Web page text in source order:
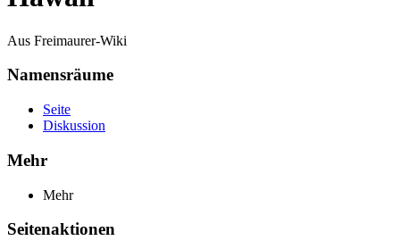
Aus Freimaurer-Wiki
Namensräume
Seite
Diskussion
Mehr
Mehr
Seitenaktionen